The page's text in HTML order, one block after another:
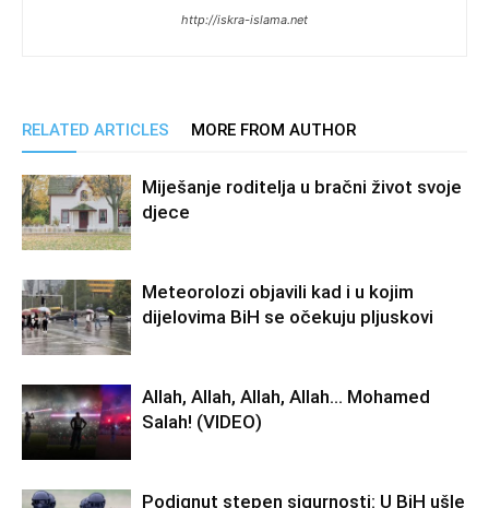
http://iskra-islama.net
RELATED ARTICLES MORE FROM AUTHOR
Miješanje roditelja u bračni život svoje
djece
Meteorolozi objavili kad i u kojim
dijelovima BiH se očekuju pljuskovi
Allah, Allah, Allah, Allah… Mohamed
Salah! (VIDEO)
Podignut stepen sigurnosti: U BiH ušle